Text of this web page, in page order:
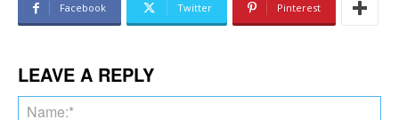
Facebook Twitter Pinterest
LEAVE A REPLY